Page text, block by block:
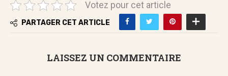
Votez pour cet article
PARTAGER CET ARTICLE
LAISSEZ UN COMMENTAIRE